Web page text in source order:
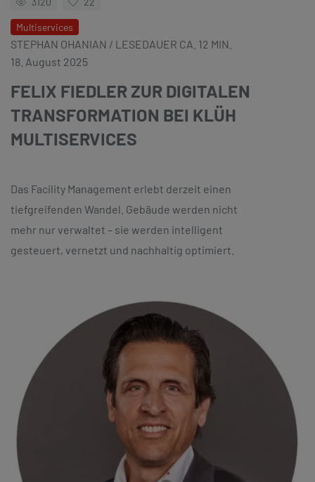
Multiservices
STEPHAN OHANIAN / LESEDAUER CA. 12 MIN.
18. August 2025
FELIX FIEDLER ZUR DIGITALEN
TRANSFORMATION BEI KLÜH
MULTISERVICES
Das Facility Management erlebt derzeit einen
tiefgreifenden Wandel. Gebäude werden nicht
mehr nur verwaltet – sie werden intelligent
gesteuert, vernetzt und nachhaltig optimiert.